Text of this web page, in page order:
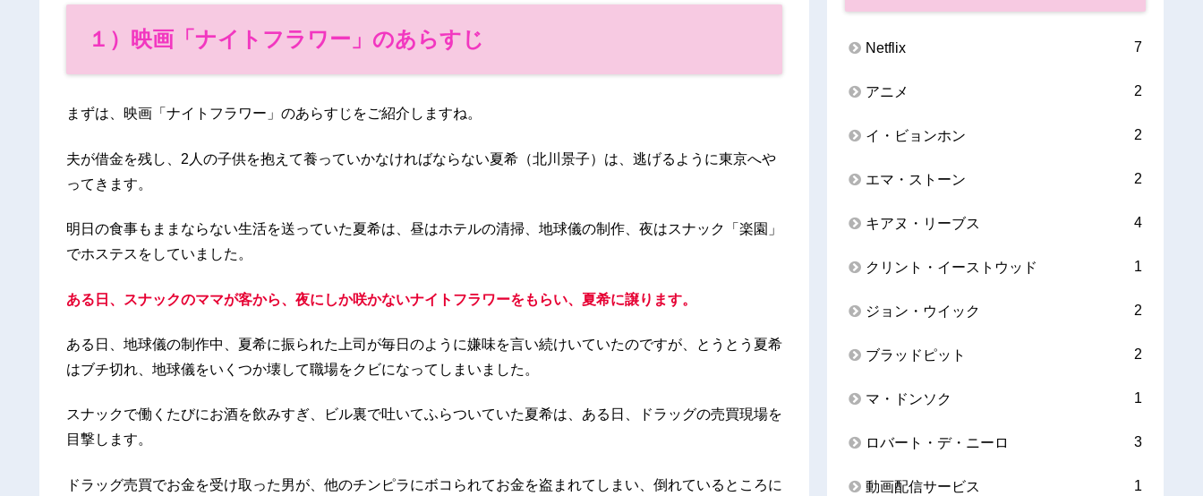
１）映画「ナイトフラワー」のあらすじ
まずは、映画「ナイトフラワー」のあらすじをご紹介しますね。
夫が借金を残し、2人の子供を抱えて養っていかなければならない夏希（北川景子）は、逃げるように東京へや
ってきます。
明日の食事もままならない生活を送っていた夏希は、昼はホテルの清掃、地球儀の制作、夜はスナック「楽園」
でホステスをしていました。
ある日、スナックのママが客から、夜にしか咲かないナイトフラワーをもらい、夏希に譲ります。
ある日、地球儀の制作中、夏希に振られた上司が毎日のように嫌味を言い続けいていたのですが、とうとう夏希
はブチ切れ、地球儀をいくつか壊して職場をクビになってしまいました。
スナックで働くたびにお酒を飲みすぎ、ビル裏で吐いてふらついていた夏希は、ある日、ドラッグの売買現場を
目撃します。
ドラッグ売買でお金を受け取った男が、他のチンピラにボコられてお金を盗まれてしまい、倒れているところに
Netflix 7
アニメ 2
イ・ビョンホン 2
エマ・ストーン 2
キアヌ・リーブス 4
クリント・イーストウッド 1
ジョン・ウイック 2
ブラッドピット 2
マ・ドンソク 1
ロバート・デ・ニーロ 3
動画配信サービス 1